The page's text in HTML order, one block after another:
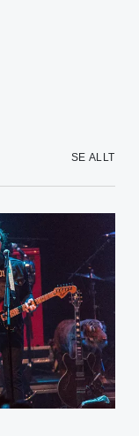
SE ALLT